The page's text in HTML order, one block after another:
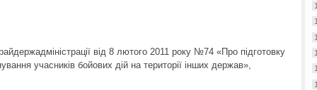
від 8 лютого 2011 року №74 «Про підготовку
учасників бойових дій на території інших держав»,